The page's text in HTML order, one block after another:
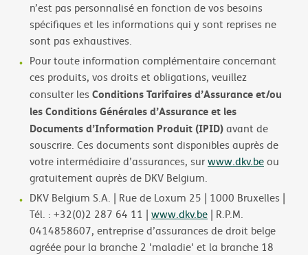
n’est pas personnalisé en fonction de vos besoins
spécifiques et les informations qui y sont reprises ne
sont pas exhaustives.
Pour toute information complémentaire concernant
ces produits, vos droits et obligations, veuillez
consulter lesConditions Tarifaires d’Assurance et/ou
les Conditions Générales d’Assurance et les
Documents d’Information Produit (IPID)avant de
souscrire. Ces documents sont disponibles auprès de
votre intermédiaire d’assurances, surwww.dkv.beou
gratuitement auprès de DKV Belgium.
DKV Belgium S.A. | Rue de Loxum 25 | 1000 Bruxelles |
Tél. : +32(0)2 287 64 11 | www.dkv.be | R.P.M.
0414858607, entreprise d’assurances de droit belge
agréée pour la branche 2 'maladie' et la branche 18